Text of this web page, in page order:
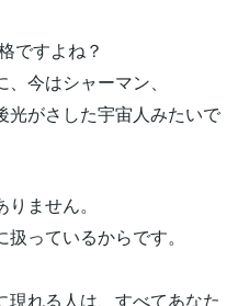
ですよね？
今はシャーマン、
がさした宇宙人みたいで
ません。
っているからです。
れる人は、すべてあなた